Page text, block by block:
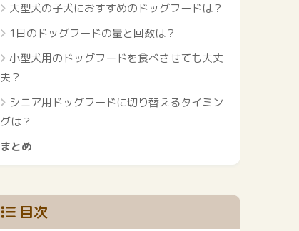
大型犬の子犬におすすめのドッグフードは？
1日のドッグフードの量と回数は？
小型犬用のドッグフードを食べさせても大丈
夫？
シニア用ドッグフードに切り替えるタイミン
グは？
まとめ
目次